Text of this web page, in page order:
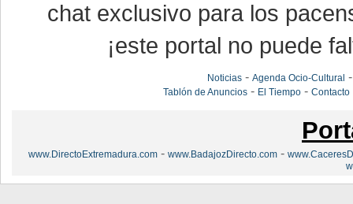
chat exclusivo para los
¡este portal no puede
Noticias -Agenda Ocio-Cultural
Tablón de Anuncios - El Tiempo -Contacto
www.DirectoExtremadura.com - www.BadajozDirecto.com -